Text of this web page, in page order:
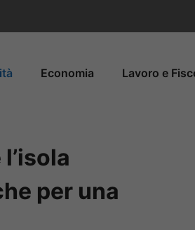
Economia Lavoro e
per una